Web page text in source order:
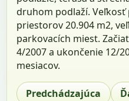
druhom podlaží.
priestorov 20.904 m2,
parkovacích miest.
4/2007 a ukončenie 12/
mesiacov.
Predchádzajúca